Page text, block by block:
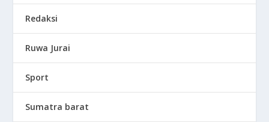
Redaksi
Ruwa Jurai
Sport
Sumatra barat